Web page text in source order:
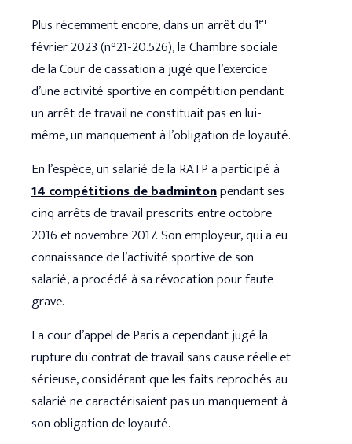
Plus récemment encore, dans un arrêt du 1er
février 2023 (n°21-20.526), la Chambre sociale
de la Cour de cassation a jugé que l’exercice
d’une activité sportive en compétition pendant
un arrêt de travail ne constituait pas en lui-
même, un manquement à l’obligation de loyauté.
En l’espèce, un salarié de la RATP a participé à
14 compétitions de badmintonpendant ses
cinq arrêts de travail prescrits entre octobre
2016 et novembre 2017. Son employeur, qui a eu
connaissance de l’activité sportive de son
salarié, a procédé à sa révocation pour faute
grave.
La cour d’appel de Paris a cependant jugé la
rupture du contrat de travail sans cause réelle et
sérieuse, considérant que les faits reprochés au
salarié ne caractérisaient pas un manquement à
son obligation de loyauté.